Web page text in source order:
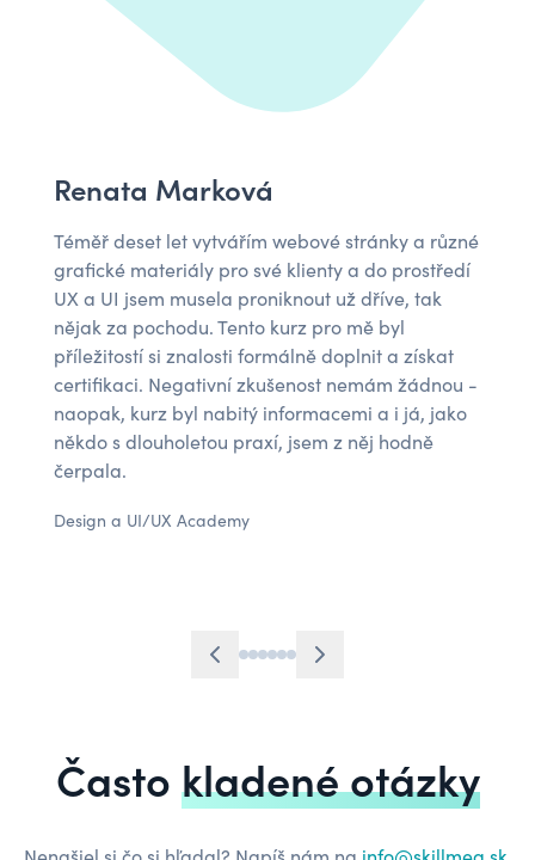
Renata Marková
Téměř deset let vytvářím webové stránky a různé
grafické materiály pro své klienty a do prostředí
UX a UI jsem musela proniknout už dříve, tak
nějak za pochodu. Tento kurz pro mě byl
příležitostí si znalosti formálně doplnit a získat
certifikaci. Negativní zkušenost nemám žádnou -
naopak, kurz byl nabitý informacemi a i já, jako
někdo s dlouholetou praxí, jsem z něj hodně
čerpala.
Design a UI/UX Academy
Častokladené otázky